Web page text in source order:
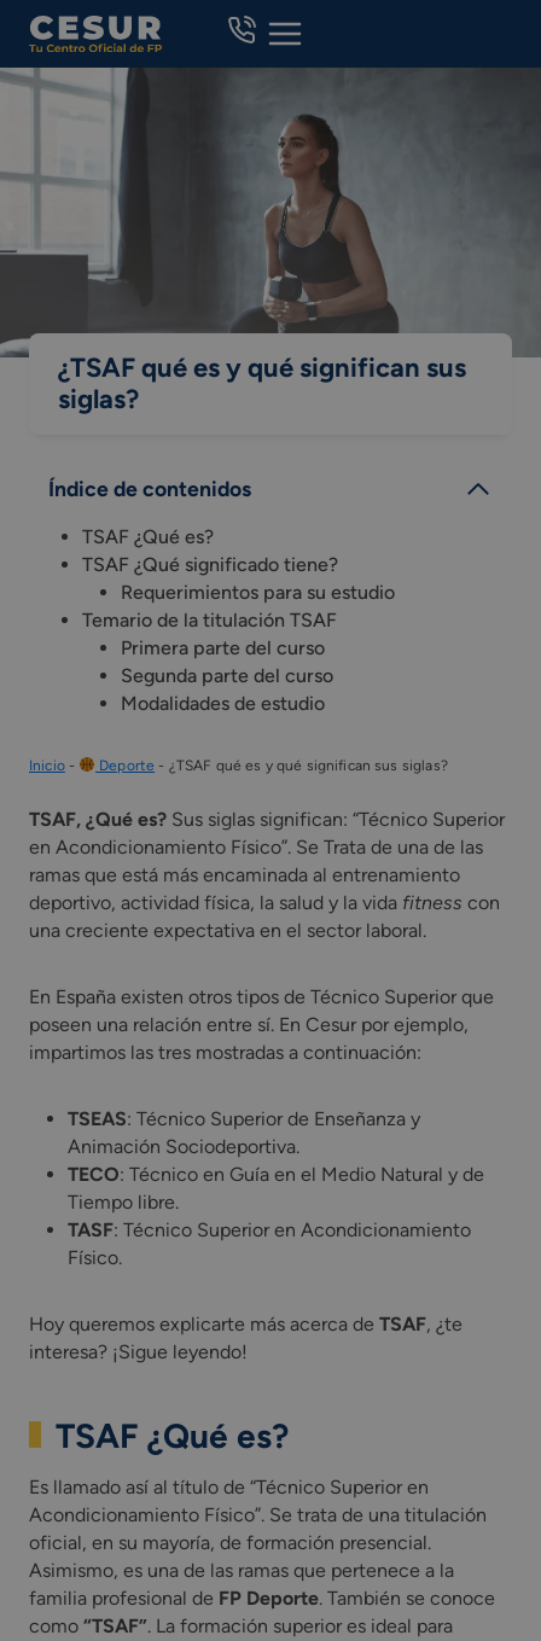
Skip
content
¿TSAF qué es y qué significan sus
siglas?
Índice de contenidos
TSAF ¿Qué es?
TSAF ¿Qué significado tiene?
Requerimientos para su estudio
Temario de la titulación TSAF
Primera parte del curso
Segunda parte del curso
Modalidades de estudio
Inicio- Deporte - ¿TSAF qué es y qué significan sus siglas?
TSAF, ¿Qué es? Sus siglas significan: “Técnico Superior
en Acondicionamiento Físico”. Se Trata de una de las
ramas que está más encaminada al entrenamiento
deportivo, actividad física, la salud y la vida fitness con
una creciente expectativa en el sector laboral.
En España existen otros tipos de Técnico Superior que
poseen una relación entre sí. En Cesur por ejemplo,
impartimos las tres mostradas a continuación:
TSEAS: Técnico Superior de Enseñanza y
Animación Sociodeportiva.
TECO: Técnico en Guía en el Medio Natural y de
Tiempo libre.
TASF: Técnico Superior en Acondicionamiento
Físico.
Hoy queremos explicarte más acerca de TSAF, ¿te
interesa? ¡Sigue leyendo!
TSAF ¿Qué es?
Es llamado así al título de “Técnico Superior en
Acondicionamiento Físico”. Se trata de una titulación
oficial, en su mayoría, de formación presencial.
Asimismo, es una de las ramas que pertenece a la
familia profesional de FP Deporte. También se conoce
como “TSAF”. La formación superior es ideal para